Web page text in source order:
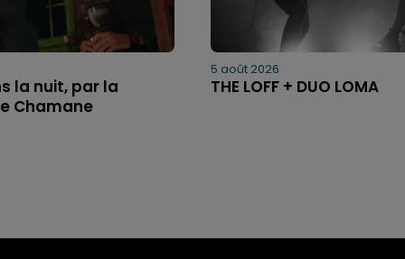
la nuit, par la
Chamane
5 août 2026
THE LOFF + DUO LOMA